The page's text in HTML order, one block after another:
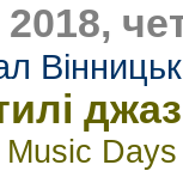
джаз